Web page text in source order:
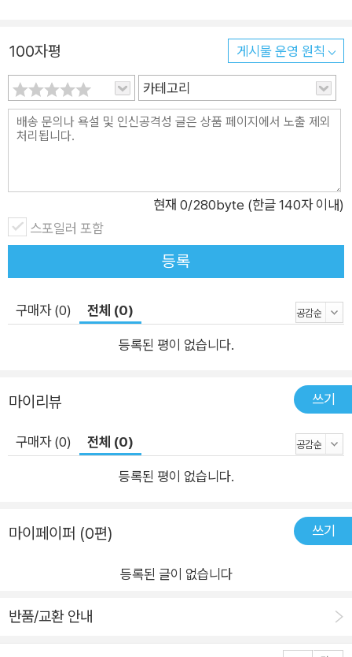
라면 그 핵심인 정규화를 중심으로 하는 이 책을 통해 커다란 도약을
하리라 믿는다.
100자평 게시물 운영 원칙
카테고리
현재 0/280byte (한글 140자 이내)
스포일러 포함
등록
구매자 (0) 전체 (0)
등록된 평이 없습니다.
마이리뷰 쓰기
구매자 (0) 전체 (0)
등록된 평이 없습니다.
마이페이퍼 (0편) 쓰기
등록된 글이 없습니다
반품/교환 안내